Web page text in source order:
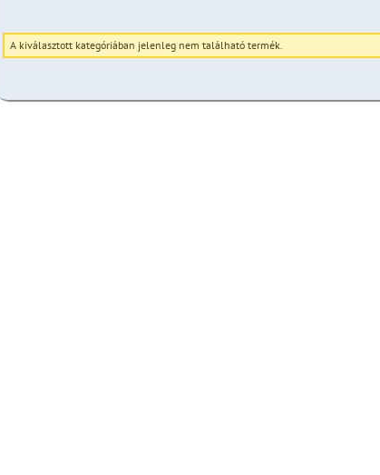
A kiválasztott kategóriában jelenleg nem található termék.